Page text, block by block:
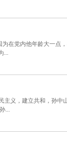
在党内他年龄大一点
...
主义，建立共和，孙中
...